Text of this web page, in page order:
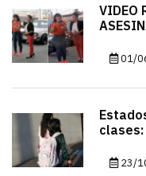
VIDEO
01/
clases:
23/